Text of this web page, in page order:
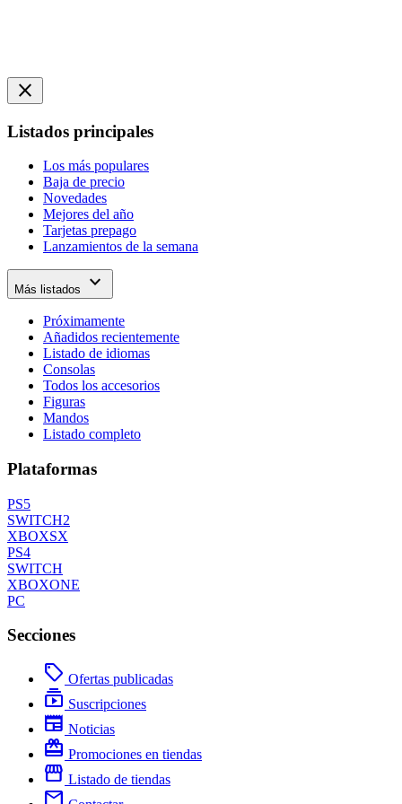
close
Listados principales
Los más populares
Baja de precio
Novedades
Mejores del año
Tarjetas prepago
Lanzamientos de la semana
Más listados expand_more
Próximamente
Añadidos recientemente
Listado de idiomas
Consolas
Todos los accesorios
Figuras
Mandos
Listado completo
Plataformas
PS5
SWITCH2
XBOXSX
PS4
SWITCH
XBOXONE
PC
Secciones
local_offer Ofertas publicadas
subscriptions Suscripciones
newspaper Noticias
redeem Promociones en tiendas
storefront Listado de tiendas
mail